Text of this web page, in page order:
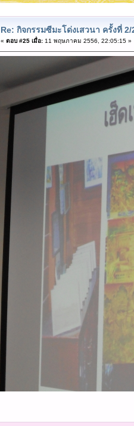
Re: กิจกรรมซีมะโด่งเสวนา ครั้งที่
« ตอบ #25 เมื่อ:11 พฤษภาคม 2556, 22:05:15 »